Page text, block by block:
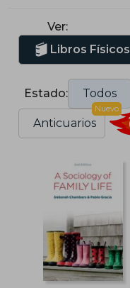
Ver:
Libros Físicos
Estado: Todos
Anticuarios
Nuevo